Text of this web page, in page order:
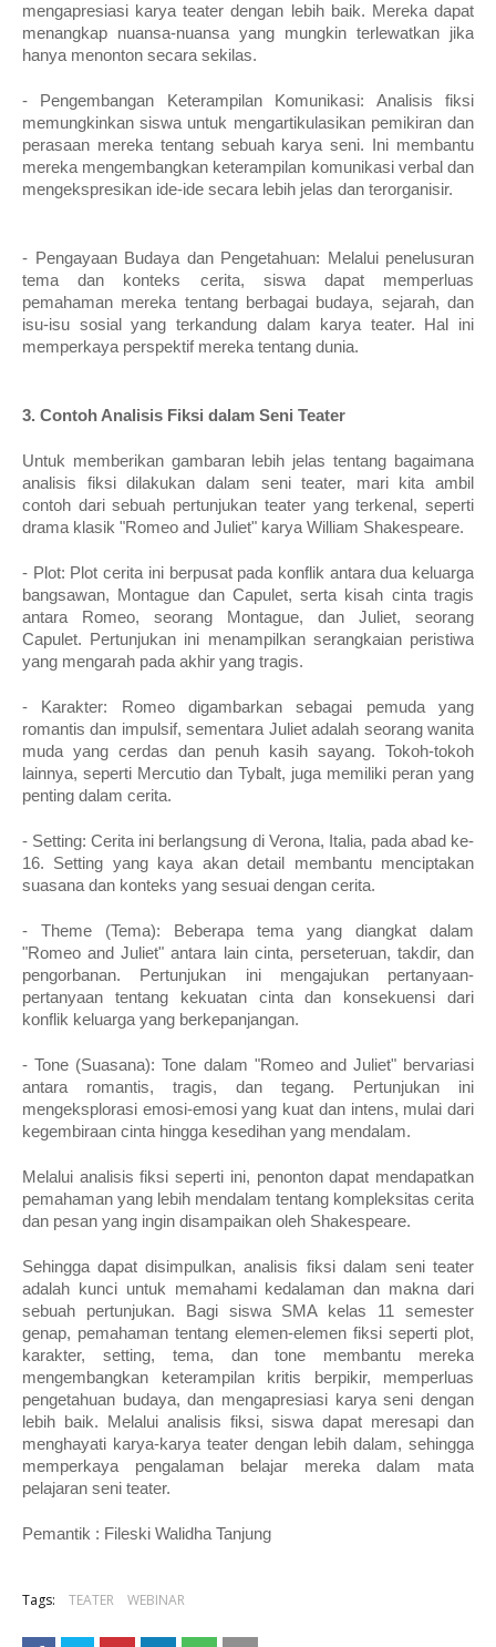
mengapresiasi karya teater dengan lebih baik. Mereka dapat
menangkap nuansa-nuansa yang mungkin terlewatkan jika
hanya menonton secara sekilas.
- Pengembangan Keterampilan Komunikasi: Analisis fiksi
memungkinkan siswa untuk mengartikulasikan pemikiran dan
perasaan mereka tentang sebuah karya seni. Ini membantu
mereka mengembangkan keterampilan komunikasi verbal dan
mengekspresikan ide-ide secara lebih jelas dan terorganisir.
- Pengayaan Budaya dan Pengetahuan: Melalui penelusuran
tema dan konteks cerita, siswa dapat memperluas
pemahaman mereka tentang berbagai budaya, sejarah, dan
isu-isu sosial yang terkandung dalam karya teater. Hal ini
memperkaya perspektif mereka tentang dunia.
3. Contoh Analisis Fiksi dalam Seni Teater
Untuk memberikan gambaran lebih jelas tentang bagaimana
analisis fiksi dilakukan dalam seni teater, mari kita ambil
contoh dari sebuah pertunjukan teater yang terkenal, seperti
drama klasik "Romeo and Juliet" karya William Shakespeare.
- Plot: Plot cerita ini berpusat pada konflik antara dua keluarga
bangsawan, Montague dan Capulet, serta kisah cinta tragis
antara Romeo, seorang Montague, dan Juliet, seorang
Capulet. Pertunjukan ini menampilkan serangkaian peristiwa
yang mengarah pada akhir yang tragis.
- Karakter: Romeo digambarkan sebagai pemuda yang
romantis dan impulsif, sementara Juliet adalah seorang wanita
muda yang cerdas dan penuh kasih sayang. Tokoh-tokoh
lainnya, seperti Mercutio dan Tybalt, juga memiliki peran yang
penting dalam cerita.
- Setting: Cerita ini berlangsung di Verona, Italia, pada abad ke-
16. Setting yang kaya akan detail membantu menciptakan
suasana dan konteks yang sesuai dengan cerita.
- Theme (Tema): Beberapa tema yang diangkat dalam
"Romeo and Juliet" antara lain cinta, perseteruan, takdir, dan
pengorbanan. Pertunjukan ini mengajukan pertanyaan-
pertanyaan tentang kekuatan cinta dan konsekuensi dari
konflik keluarga yang berkepanjangan.
- Tone (Suasana): Tone dalam "Romeo and Juliet" bervariasi
antara romantis, tragis, dan tegang. Pertunjukan ini
mengeksplorasi emosi-emosi yang kuat dan intens, mulai dari
kegembiraan cinta hingga kesedihan yang mendalam.
Melalui analisis fiksi seperti ini, penonton dapat mendapatkan
pemahaman yang lebih mendalam tentang kompleksitas cerita
dan pesan yang ingin disampaikan oleh Shakespeare.
Sehingga dapat disimpulkan, analisis fiksi dalam seni teater
adalah kunci untuk memahami kedalaman dan makna dari
sebuah pertunjukan. Bagi siswa SMA kelas 11 semester
genap, pemahaman tentang elemen-elemen fiksi seperti plot,
karakter, setting, tema, dan tone membantu mereka
mengembangkan keterampilan kritis berpikir, memperluas
pengetahuan budaya, dan mengapresiasi karya seni dengan
lebih baik. Melalui analisis fiksi, siswa dapat meresapi dan
menghayati karya-karya teater dengan lebih dalam, sehingga
memperkaya pengalaman belajar mereka dalam mata
pelajaran seni teater.
Pemantik : Fileski Walidha Tanjung
Tags: TEATER WEBINAR